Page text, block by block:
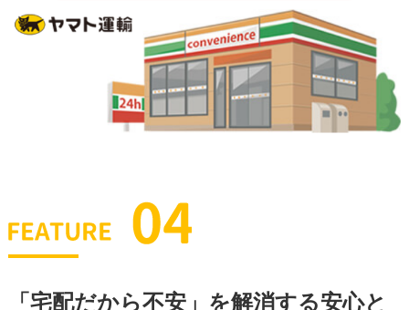
「宅配だから不安」を解消する安心と